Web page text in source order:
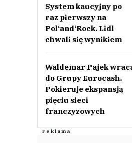
System kaucyjny po
raz pierwszy na
Pol‘and‘Rock. Lidl
chwali się wynikiem
Waldemar Pajek
do Grupy Eurocash.
Pokieruje ekspansją
pięciu sieci
franczyzowych